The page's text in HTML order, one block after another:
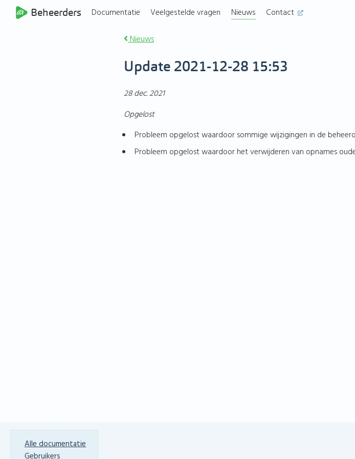
Beheerders Documentatie Veelgestelde vragen Nieuws Contact
Nieuws
Update 2021-12-28 15:53
28 dec. 2021
Opgelost
Probleem opgelost waardoor sommige wijzigingen in de
Probleem opgelost waardoor het verwijderen van opnames
Alle documentatie
Gebruikers